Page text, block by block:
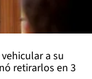
a su
retirarlos en 3